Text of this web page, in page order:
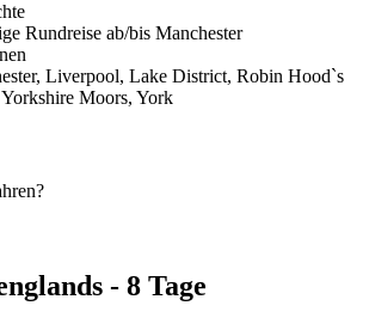
Rundreise ab/bis Manchester
Liverpool, Lake District, Robin Hood`s
Moors, York
- 8 Tage